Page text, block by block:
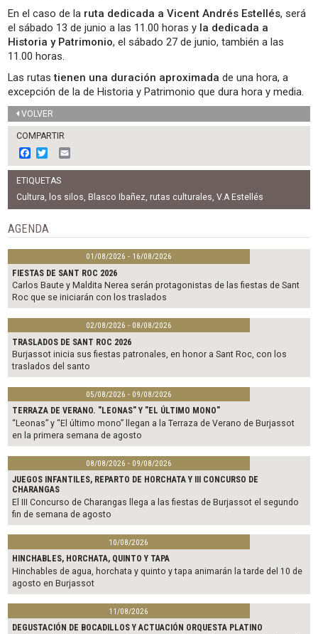
En el caso de la ruta dedicada a Vicent Andrés Estellés, será
el sábado 13 de junio a las 11.00 horas y la dedicada a
Historia y Patrimonio, el sábado 27 de junio, también a las
11.00 horas.
Las rutastienen una duración aproximada de una hora, a
excepción de la de Historia y Patrimonio que dura hora y media.
VOLVER
COMPARTIR
F
a
c
e
b
o
o
k
w
i
t
t
e
m
l
ETIQUETAS
Cultura, los silos, Blasco Ibañez, rutas culturales,V.A Estellés
AGENDA
01/08/2026 - 16/08/2026
FIESTAS DE SANT ROC 2026
Carlos Baute y Maldita Nerea serán protagonistas de las fiestas de Sant
Roc que se iniciarán con los traslados
02/08/2026 - 08/08/2026
TRASLADOS DE SANT ROC 2026
Burjassot inicia sus fiestas patronales, en honor a Sant Roc, con los
traslados del santo
05/08/2026 - 09/08/2026
TERRAZA DE VERANO. "LEONAS" Y "EL ÚLTIMO MONO"
“Leonas” y “El último mono” llegan a la Terraza de Verano de Burjassot
en la primera semana de agosto
08/08/2026 - 09/08/2026
JUEGOS INFANTILES, REPARTO DE HORCHATA Y III CONCURSO DE
CHARANGAS
El III Concurso de Charangas llega a las fiestas de Burjassot el segundo
fin de semana de agosto
10/08/2026
HINCHABLES, HORCHATA, QUINTO Y TAPA
Hinchables de agua, horchata y quinto y tapa animarán la tarde del 10 de
agosto en Burjassot
11/08/2026
DEGUSTACIÓN DE BOCADILLOS Y ACTUACIÓN ORQUESTA PLATINO